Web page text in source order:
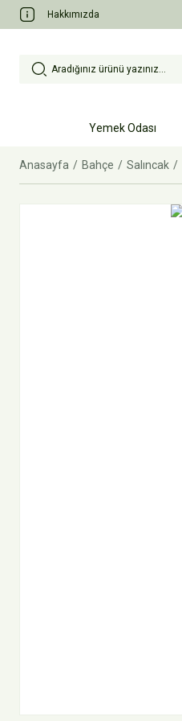
Hakkımızda
Yemek Odası
Anasayfa Bahçe Salıncak